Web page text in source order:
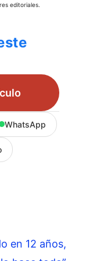
editoriales.
WhatsApp
en 12 años,